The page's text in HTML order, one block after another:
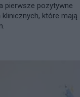
pierwsze pozytywne
które mają